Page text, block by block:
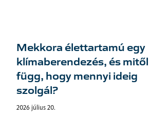
Mekkora élettartamú egy
klímaberendezés, és mitől
függ, hogy mennyi ideig
szolgál?
2026 július 20.